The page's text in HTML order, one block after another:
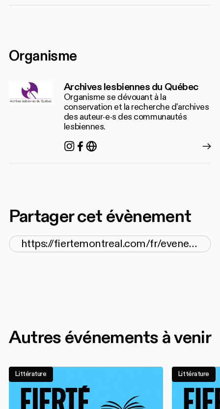
Organisme
Archives lesbiennes du Québec
Organisme se dévouant à la
conservation et la recherche d'archives
des auteur‧e‧s des communautés
lesbiennes.
Instagram
Facebook
https://
Partager cet évènement
Autres événements à venir
Littérature Littérature